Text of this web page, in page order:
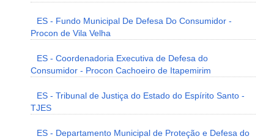
ES - Fundo Municipal De Defesa Do Consumidor -
Procon de Vila Velha
ES - Coordenadoria Executiva de Defesa do
Consumidor - Procon Cachoeiro de Itapemirim
ES - Tribunal de Justiça do Estado do Espírito Santo -
TJES
ES - Departamento Municipal de Proteção e Defesa do